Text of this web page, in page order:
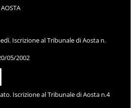
Iscrizione al Tribunale di Aosta n.
05/2002
Iscrizione al Tribunale di Aosta n.4